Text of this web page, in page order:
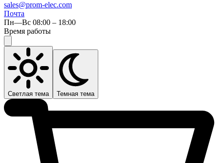
sales@prom-elec.com
Почта
Пн—Вс 08:00 – 18:00
Время работы
Светлая тема Темная тема